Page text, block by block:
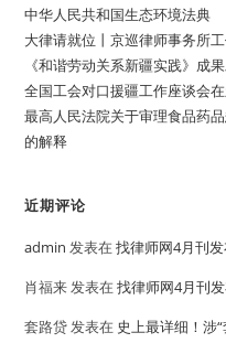
中华人民共和国生态环境法典
大律请就位丨京巡律师事务所
《和谐劳动关系新疆实践》成
全国工会对口援疆工作座谈会
最高人民法院关于审理食品药
的解释
近期评论
admin 发表在找律师网4月刊
肖福来发表在找律师网4月刊
套路贷发表在 史上最详细！涉